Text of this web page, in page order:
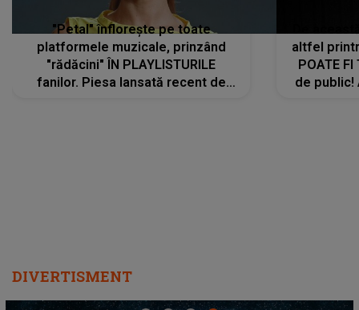
"Petal" înflorește pe toate
platformele muzicale, prinzând
"rădăcini" ÎN PLAYLISTURILE
fanilor. Piesa lansată recent de
altfel
POATE FI
de public!
DIVERTISMENT